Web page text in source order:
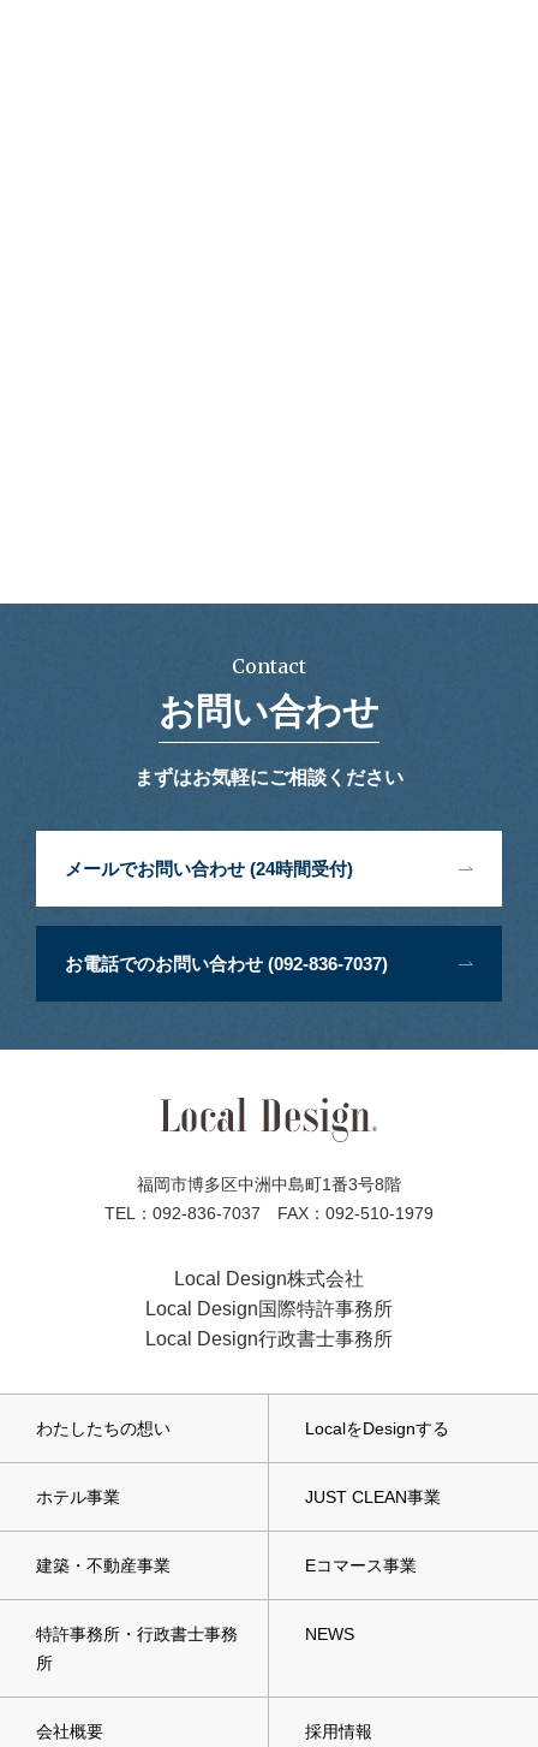
Contact
お問い合わせ
まずはお気軽にご相談ください
メールでお問い合わせ (24時間受付)
お電話でのお問い合わせ (092-836-7037)
福岡市博多区中洲中島町1番3号8階
TEL：092-836-7037 FAX：092-510-1979
Local Design株式会社
Local Design国際特許事務所
Local Design行政書士事務所
わたしたちの想い LocalをDesignする
ホテル事業 JUST CLEAN事業
建築・不動産事業 Eコマース事業
特許事務所・行政書士事務
所
NEWS
会社概要 採用情報